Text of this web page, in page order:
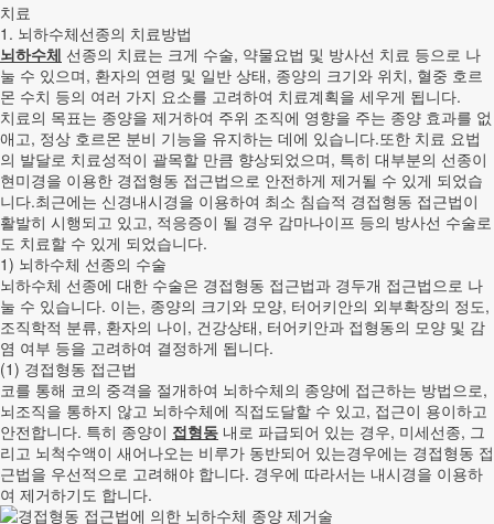
치료
1. 뇌하수체선종의 치료방법
뇌하수체 선종의 치료는 크게 수술, 약물요법 및 방사선 치료 등으로 나
눌 수 있으며, 환자의 연령 및 일반 상태, 종양의 크기와 위치, 혈중 호르
몬 수치 등의 여러 가지 요소를 고려하여 치료계획을 세우게 됩니다.
치료의 목표는 종양을 제거하여 주위 조직에 영향을 주는 종양 효과를 없
애고, 정상 호르몬 분비 기능을 유지하는 데에 있습니다.또한 치료 요법
의 발달로 치료성적이 괄목할 만큼 향상되었으며, 특히 대부분의 선종이
현미경을 이용한 경접형동 접근법으로 안전하게 제거될 수 있게 되었습
니다.최근에는 신경내시경을 이용하여 최소 침습적 경접형동 접근법이
활발히 시행되고 있고, 적응증이 될 경우 감마나이프 등의 방사선 수술로
도 치료할 수 있게 되었습니다.
1) 뇌하수체 선종의 수술
뇌하수체 선종에 대한 수술은 경접형동 접근법과 경두개 접근법으로 나
눌 수 있습니다. 이는, 종양의 크기와 모양, 터어키안의 외부확장의 정도,
조직학적 분류, 환자의 나이, 건강상태, 터어키안과 접형동의 모양 및 감
염 여부 등을 고려하여 결정하게 됩니다.
(1) 경접형동 접근법
코를 통해 코의 중격을 절개하여 뇌하수체의 종양에 접근하는 방법으로,
뇌조직을 통하지 않고 뇌하수체에 직접도달할 수 있고, 접근이 용이하고
안전합니다. 특히 종양이 접형동 내로 파급되어 있는 경우, 미세선종, 그
리고 뇌척수액이 새어나오는 비루가 동반되어 있는경우에는 경접형동 접
근법을 우선적으로 고려해야 합니다. 경우에 따라서는 내시경을 이용하
여 제거하기도 합니다.